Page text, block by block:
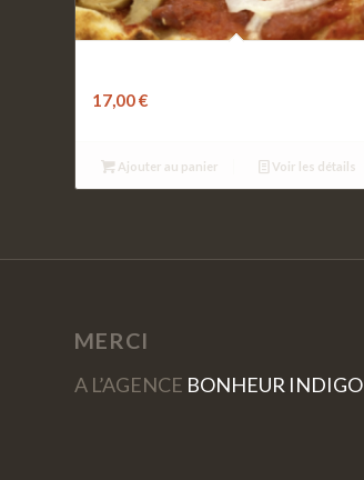
17,00€
Ajouter au panier Voir les détails
MERCI
A L’AGENCE BONHEUR INDIGO